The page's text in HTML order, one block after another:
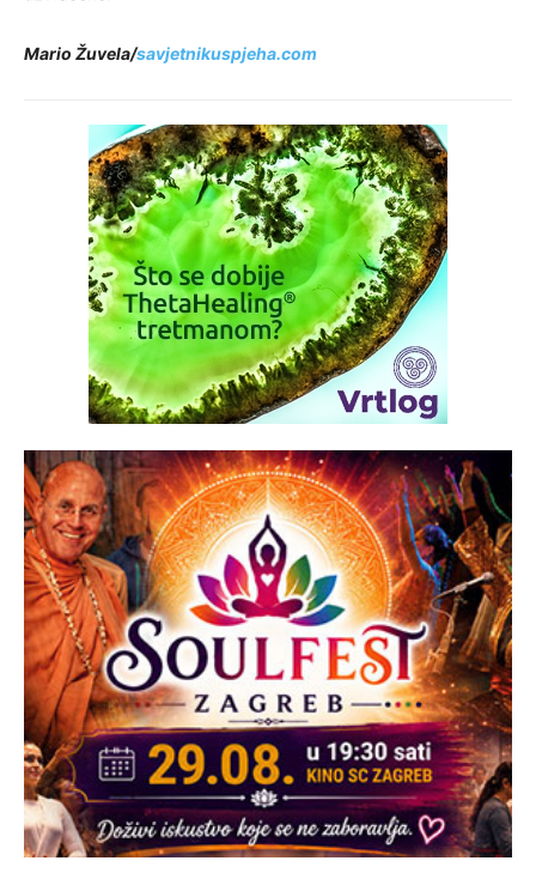
Mario Žuvela/savjetnikuspjeha.com